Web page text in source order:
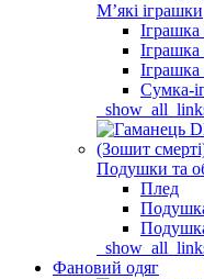
Мʼякі іграшки
Іграшка
Сумка-
Подушки та
Плед
Фановий одяг